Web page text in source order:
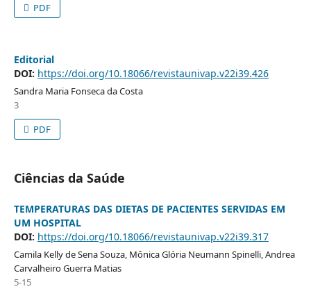
PDF
Editorial
DOI: https://doi.org/10.18066/revistaunivap.v22i39.426
Sandra Maria Fonseca da Costa
3
PDF
Ciências da Saúde
TEMPERATURAS DAS DIETAS DE PACIENTES SERVIDAS EM
UM HOSPITAL
DOI: https://doi.org/10.18066/revistaunivap.v22i39.317
Camila Kelly de Sena Souza, Mônica Glória Neumann Spinelli, Andrea
Carvalheiro Guerra Matias
5-15